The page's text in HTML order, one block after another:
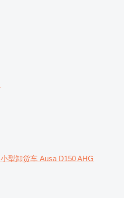
小型卸货车 Ausa D150 AHG